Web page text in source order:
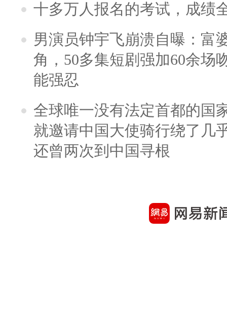
十多万人报名的考试，成绩
男演员钟宇飞崩溃自曝：富
角，50多集短剧强加60余场
能强忍
全球唯一没有法定首都的国
就邀请中国大使骑行绕了几
还曾两次到中国寻根